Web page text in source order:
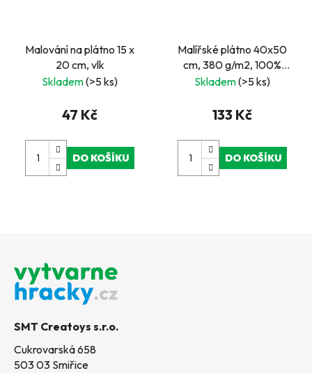
Malování na plátno 15 x
20 cm, vlk
Skladem(>5 ks)
47 Kč
DO KOŠÍKU
Malířské plátno 40x50
cm, 380 g/m2, 100%
bavlna, 3x šepsováno
Skladem(>5 ks)
133 Kč
DO KOŠÍKU
SMT Creatoys s.r.o.
Cukrovarská 658
503 03 Smiřice